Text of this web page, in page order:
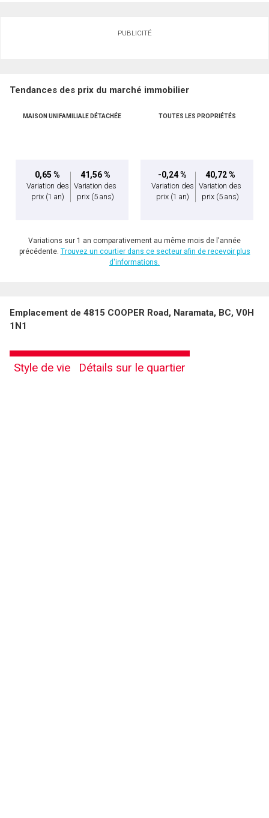
(Optionnel)
En cliquant sur le bouton « soumettre », vous consentez à nos conditions d'utilisation et
vous nous fournissez l'autorisation écrite de communiquer avec vous.
PUBLICITÉ
Tendances des prix du marché immobilier
MAISON UNIFAMILIALE DÉTACHÉE
0,65 %
Variation des
prix (1 an)
41,56 %
Variation des
prix (5 ans)
TOUTES LES PROPRIÉTÉS
-0,24 %
Variation des
prix (1 an)
40,72 %
Variation des
prix (5 ans)
Variations sur 1 an comparativement au même mois de l'année
précédente. Trouvez un courtier dans ce secteur afin de recevoir plus
d'informations.
Emplacement de 4815 COOPER Road, Naramata, BC, V0H
1N1
Style de vie Détails sur le quartier